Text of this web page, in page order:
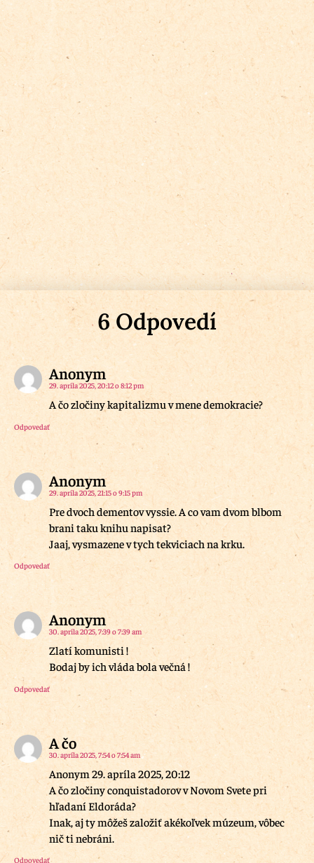
6 Odpovedí
Anonym
29. apríla 2025, 20:12 o 8:12 pm
A čo zločiny kapitalizmu v mene demokracie?
Odpovedať
Anonym
29. apríla 2025, 21:15 o 9:15 pm
Pre dvoch dementov vyssie. A co vam dvom blbom
brani taku knihu napisat?
Jaaj, vysmazene v tych tekviciach na krku.
Odpovedať
Anonym
30. apríla 2025, 7:39 o 7:39 am
Zlatí komunisti !
Bodaj by ich vláda bola večná !
Odpovedať
A čo
30. apríla 2025, 7:54 o 7:54 am
Anonym 29. apríla 2025, 20:12
A čo zločiny conquistadorov v Novom Svete pri
hľadaní Eldoráda?
Inak, aj ty môžeš založiť akékoľvek múzeum, vôbec
nič ti nebráni.
Odpovedať